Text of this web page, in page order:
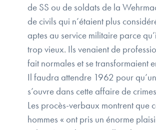
de SS ou de soldats de la
de civils qui n’étaient plus
aptes au service militaire parce
trop vieux. Ils venaient de
fait normales et se transformaient
Il faudra attendre 1962 pour
s’ouvre dans cette affaire de
Les procès-verbaux montrent que
hommes « ont pris un énorme